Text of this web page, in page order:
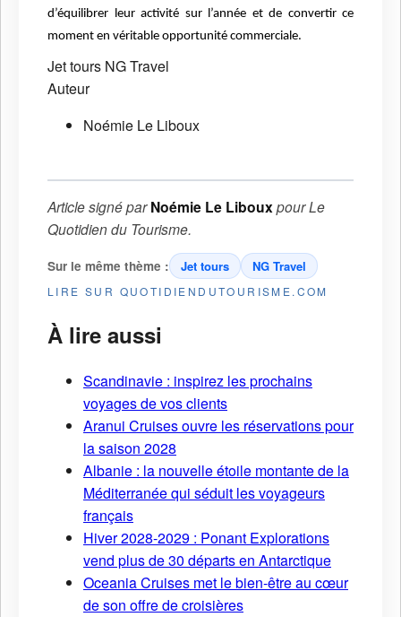
d’équilibrer leur activité sur l’année et de convertir ce
moment en véritable opportunité commerciale.
Jet tours NG Travel
Auteur
Noémie Le Liboux
Article signé parNoémie Le LibouxpourLe
Quotidien du Tourisme.
Sur le même thème : Jet tours NG Travel
LIRE SUR QUOTIDIENDUTOURISME.COM
À lire aussi
Scandinavie : inspirez les prochains
voyages de vos clients
Aranui Cruises ouvre les réservations pour
la saison 2028
Albanie : la nouvelle étoile montante de la
Méditerranée qui séduit les voyageurs
français
Hiver 2028-2029 : Ponant Explorations
vend plus de 30 départs en Antarctique
Oceania Cruises met le bien-être au cœur
de son offre de croisières